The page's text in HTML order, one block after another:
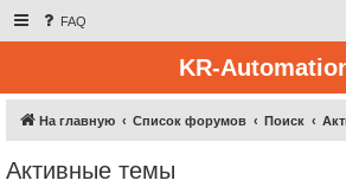
FAQ
KR-
На главную Список форумов Поиск
Активные темы